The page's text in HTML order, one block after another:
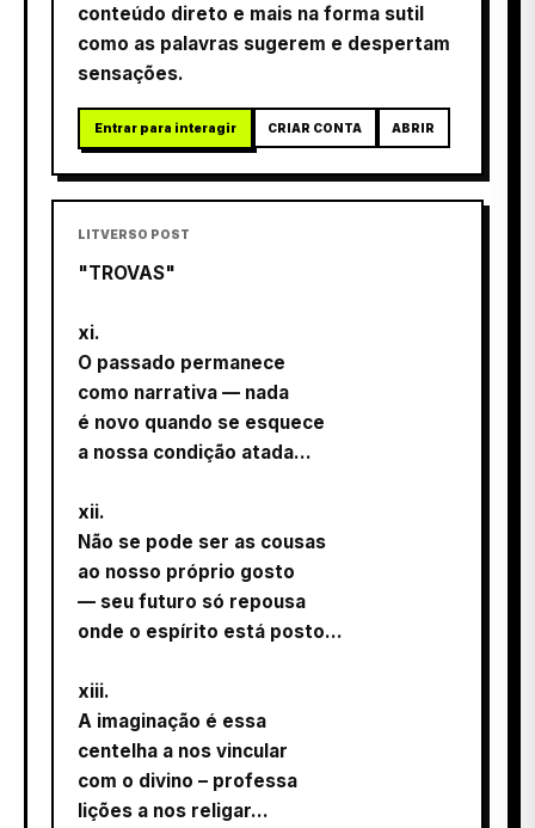
conteúdo direto e mais na forma sutil
como as palavras sugerem e despertam
sensações.
Entrar para interagir CRIAR CONTA ABRIR
LITVERSO POST
"TROVAS"
xi.
O passado permanece
como narrativa — nada
é novo quando se esquece
a nossa condição atada...
xii.
Não se pode ser as cousas
ao nosso próprio gosto
— seu futuro só repousa
onde o espírito está posto...
xiii.
A imaginação é essa
centelha a nos vincular
com o divino – professa
lições a nos religar...